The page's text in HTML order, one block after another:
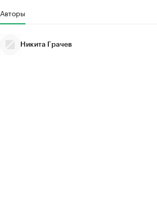
Авторы
Никита Грачев